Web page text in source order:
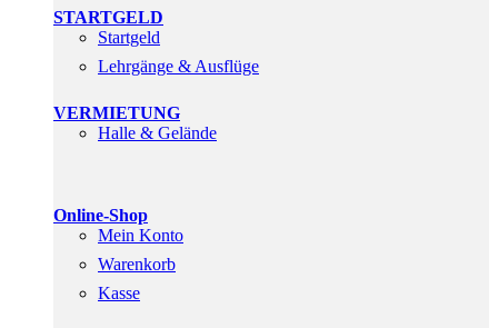
STARTGELD
Startgeld
Lehrgänge & Ausflüge
VERMIETUNG
Halle & Gelände
Online-Shop
Mein Konto
Warenkorb
Kasse